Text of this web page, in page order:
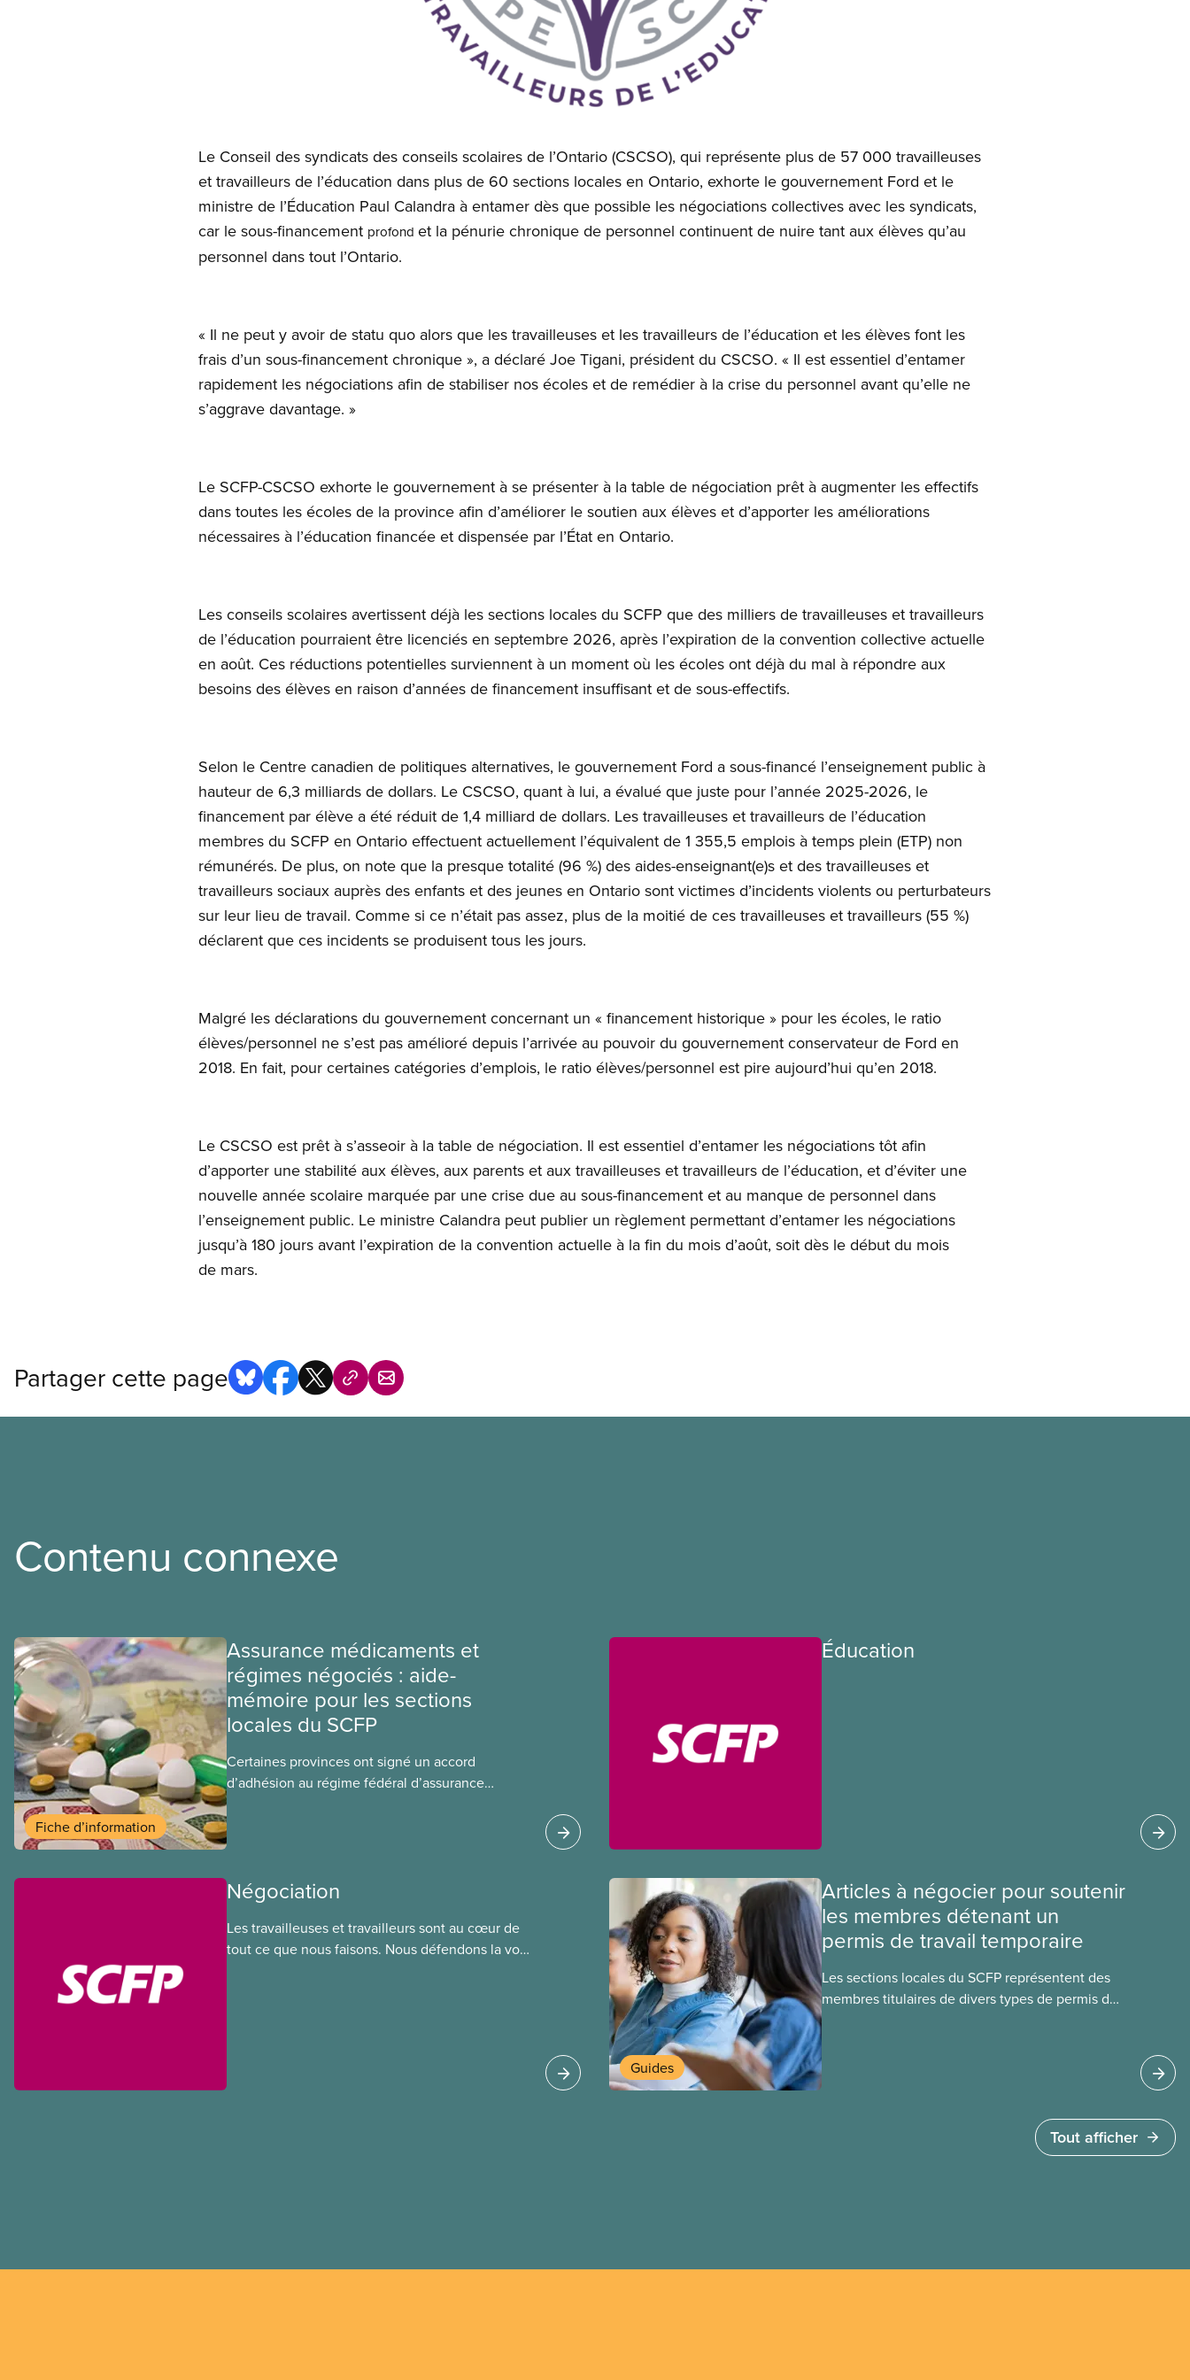
Le Conseil des syndicats des conseils scolaires de l’Ontario (CSCSO), qui représente plus de 57 000 travailleuses
et travailleurs de l’éducation dans plus de 60 sections locales en Ontario, exhorte le gouvernement Ford et le
ministre de l’Éducation Paul Calandra à entamer dès que possible les négociations collectives avec les syndicats,
car le sous-financement profond et la pénurie chronique de personnel continuent de nuire tant aux élèves qu’au
personnel dans tout l’Ontario.
« Il ne peut y avoir de statu quo alors que les travailleuses et les travailleurs de l’éducation et les élèves font les
frais d’un sous-financement chronique », a déclaré Joe Tigani, président du CSCSO. « Il est essentiel d’entamer
rapidement les négociations afin de stabiliser nos écoles et de remédier à la crise du personnel avant qu’elle ne
s’aggrave davantage. »
Le SCFP-CSCSO exhorte le gouvernement à se présenter à la table de négociation prêt à augmenter les effectifs
dans toutes les écoles de la province afin d’améliorer le soutien aux élèves et d’apporter les améliorations
nécessaires à l’éducation financée et dispensée par l’État en Ontario.
Les conseils scolaires avertissent déjà les sections locales du SCFP que des milliers de travailleuses et travailleurs
de l’éducation pourraient être licenciés en septembre 2026, après l’expiration de la convention collective actuelle
en août. Ces réductions potentielles surviennent à un moment où les écoles ont déjà du mal à répondre aux
besoins des élèves en raison d’années de financement insuffisant et de sous-effectifs.
Selon le Centre canadien de politiques alternatives, le gouvernement Ford a sous-financé l’enseignement public à
hauteur de 6,3 milliards de dollars. Le CSCSO, quant à lui, a évalué que juste pour l’année 2025-2026, le
financement par élève a été réduit de 1,4 milliard de dollars. Les travailleuses et travailleurs de l’éducation
membres du SCFP en Ontario effectuent actuellement l’équivalent de 1 355,5 emplois à temps plein (ETP) non
rémunérés. De plus, on note que la presque totalité (96 %) des aides-enseignant(e)s et des travailleuses et
travailleurs sociaux auprès des enfants et des jeunes en Ontario sont victimes d’incidents violents ou perturbateurs
sur leur lieu de travail. Comme si ce n’était pas assez, plus de la moitié de ces travailleuses et travailleurs (55 %)
déclarent que ces incidents se produisent tous les jours.
Malgré les déclarations du gouvernement concernant un « financement historique » pour les écoles, le ratio
élèves/personnel ne s’est pas amélioré depuis l’arrivée au pouvoir du gouvernement conservateur de Ford en
2018. En fait, pour certaines catégories d’emplois, le ratio élèves/personnel est pire aujourd’hui qu’en 2018.
Le CSCSO est prêt à s’asseoir à la table de négociation. Il est essentiel d’entamer les négociations tôt afin
d’apporter une stabilité aux élèves, aux parents et aux travailleuses et travailleurs de l’éducation, et d’éviter une
nouvelle année scolaire marquée par une crise due au sous-financement et au manque de personnel dans
l’enseignement public. Le ministre Calandra peut publier un règlement permettant d’entamer les négociations
jusqu’à 180 jours avant l’expiration de la convention actuelle à la fin du mois d’août, soit dès le début du mois
de mars.
Partager cette page
Contenu connexe
Fiche d’information
Assurance médicaments et
régimes négociés : aide-
mémoire pour les sections
locales du SCFP
Certaines provinces ont signé un accord
d’adhésion au régime fédéral d’assurance
Éducation
Négociation
Les travailleuses et travailleurs sont au cœur de
tout ce que nous faisons. Nous défendons la voix
Guides
Articles à négocier pour soutenir
les membres détenant un
permis de travail temporaire
Les sections locales du SCFP représentent des
membres titulaires de divers types de permis de
Tout afficher